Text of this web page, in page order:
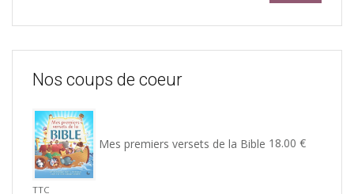
Nos coups de coeur
Mes premiers versets de la Bible 18.00 €
TTC